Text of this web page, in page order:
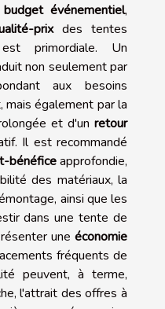
budget événementiel,
prixdes tentes
primordiale. Un
non seulement par
aux besoins
également par la
et d'un retour
Il est recommandé
bénéficeapprofondie,
des matériaux, la
ainsi que les
dans une tente de
une économie
fréquents de
peuvent, à terme,
l'attrait des offres à